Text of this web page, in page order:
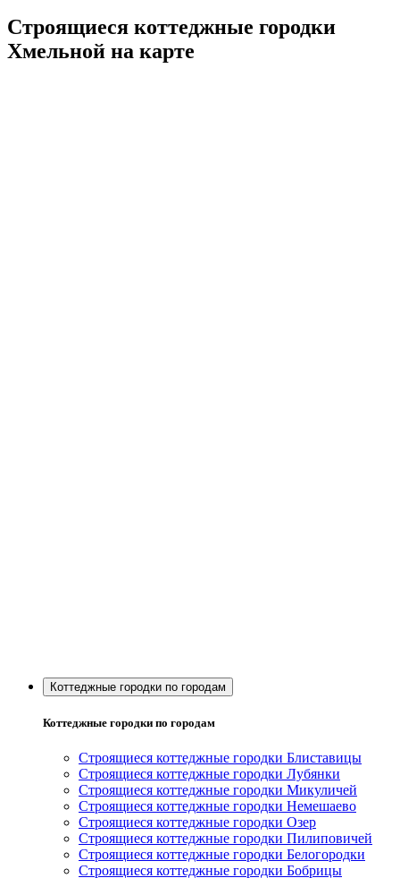
Строящиеся коттеджные городки
Хмельной на карте
Коттеджные городки по городам
Коттеджные городки по городам
Строящиеся коттеджные городки Блиставицы
Строящиеся коттеджные городки Лубянки
Строящиеся коттеджные городки Микуличей
Строящиеся коттеджные городки Немешаево
Строящиеся коттеджные городки Озер
Строящиеся коттеджные городки Пилиповичей
Строящиеся коттеджные городки Белогородки
Строящиеся коттеджные городки Бобрицы